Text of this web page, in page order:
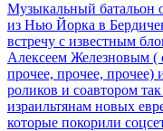
Музыкальный батальон
из Нью Йорка в
встречу с известным
Алексеем Железновым
прочее, прочее,
роликов и соавтором
израильтянам новых
которые покорили